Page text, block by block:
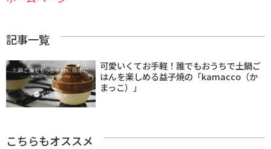
記事一覧
可愛いくてお手軽！誰でもおうちで土鍋ご
はんを楽しめる益子焼の「kamacco（か
まっこ）」
こちらもオススメ